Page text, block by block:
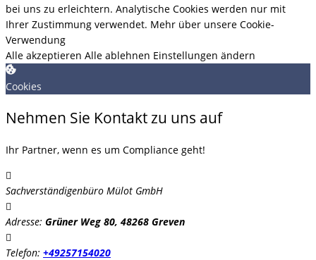
bei uns zu erleichtern. Analytische Cookies werden nur mit
Ihrer Zustimmung verwendet. Mehr über unsere Cookie-
Verwendung
Alle akzeptieren Alle ablehnen Einstellungen ändern
Cookies
Nehmen Sie Kontakt zu uns auf
Ihr Partner, wenn es um Compliance geht!
Sachverständigenbüro Mülot GmbH
Adresse: Grüner Weg 80, 48268 Greven
Telefon: +49257154020